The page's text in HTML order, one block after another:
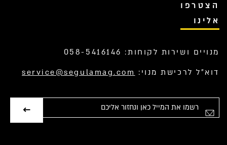
הצטרפו
אלינו
מנויים ושירות לקוחות: 058-5416146
דוא”ל לרכישת מנוי:service@segulamag.com